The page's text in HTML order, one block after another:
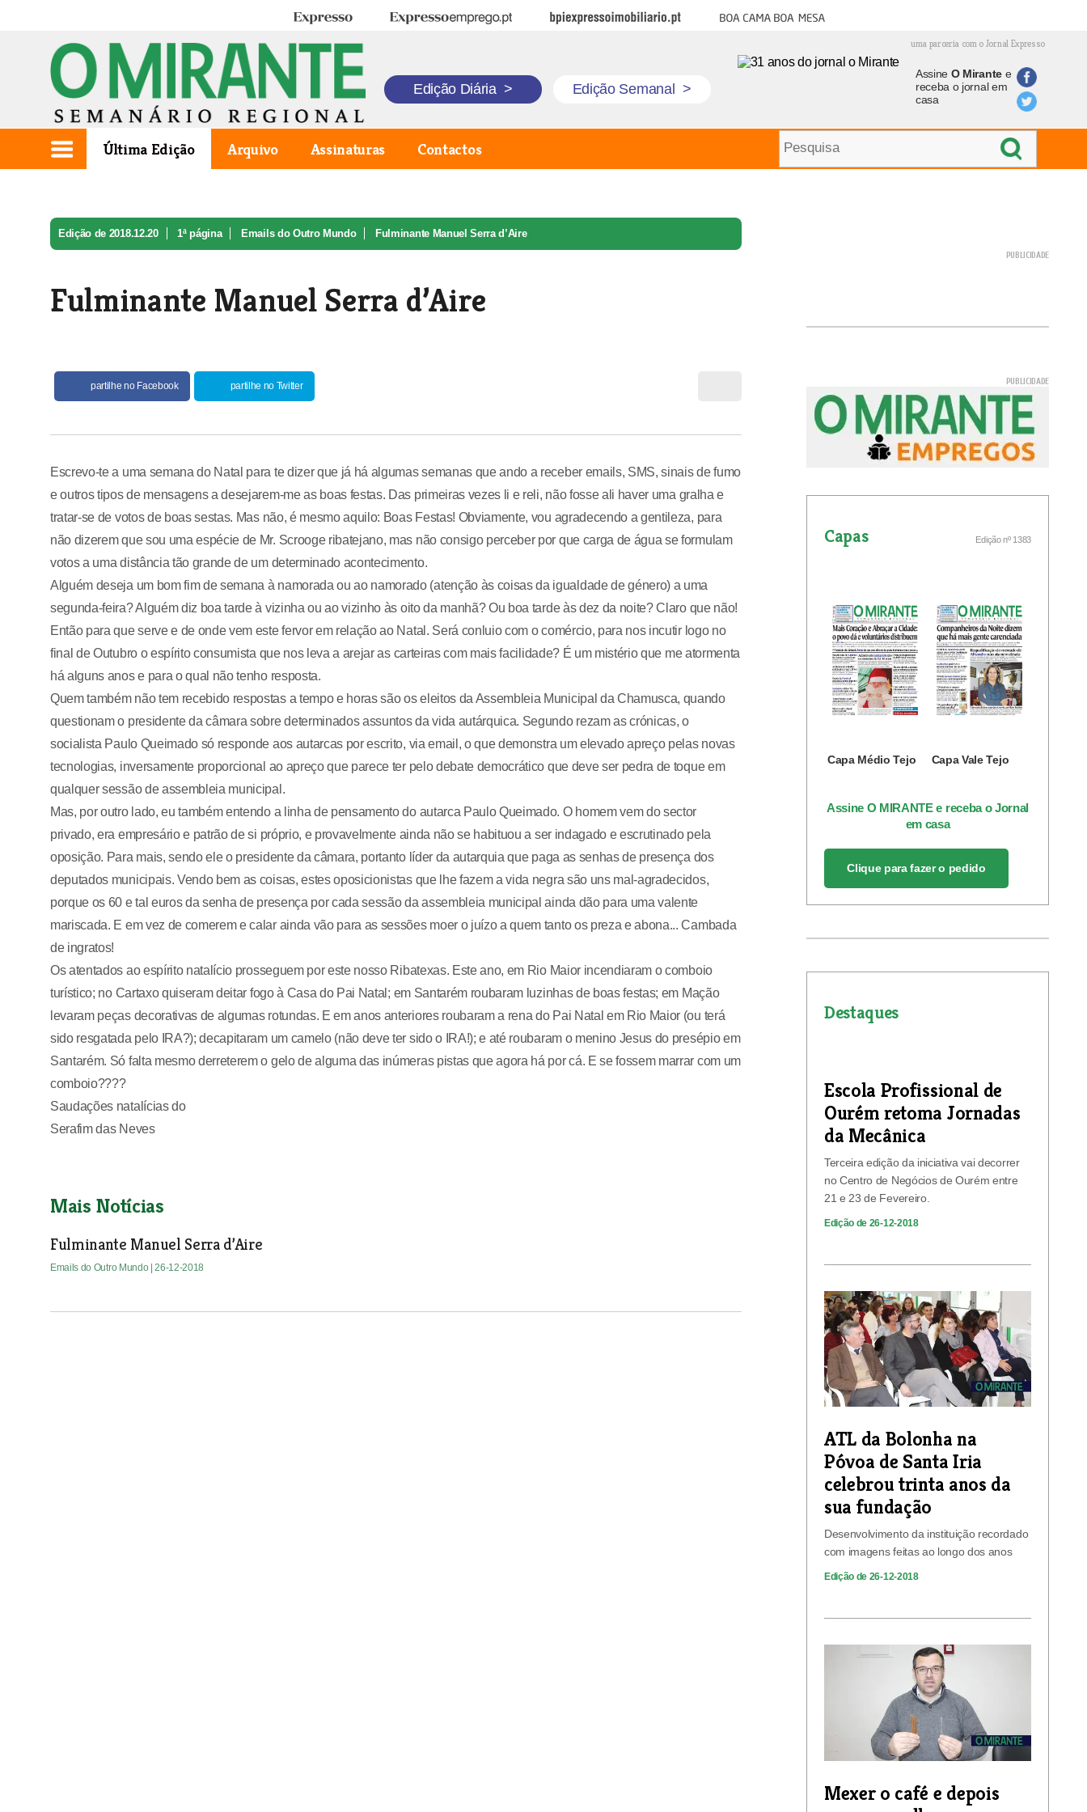
Expresso Expresso Emprego BPI Expresso Imobiliário Boa cama boa mesa
uma parceria com o Jornal Expresso
Edição Diária > Edição Semanal >
Assine O Mirantee
receba o jornal em
casa
Última Edição Arquivo Assinaturas Contactos
Edição de 2018.12.20 1ª página Emails do Outro Mundo Fulminante Manuel Serra d’Aire
Fulminante Manuel Serra d’Aire
partilhe no Facebook partilhe no Twitter
Escrevo-te a uma semana do Natal para te dizer que já há algumas semanas que ando a receber emails, SMS, sinais de fumo
e outros tipos de mensagens a desejarem-me as boas festas. Das primeiras vezes li e reli, não fosse ali haver uma gralha e
tratar-se de votos de boas sestas. Mas não, é mesmo aquilo: Boas Festas! Obviamente, vou agradecendo a gentileza, para
não dizerem que sou uma espécie de Mr. Scrooge ribatejano, mas não consigo perceber por que carga de água se formulam
votos a uma distância tão grande de um determinado acontecimento.
Alguém deseja um bom fim de semana à namorada ou ao namorado (atenção às coisas da igualdade de género) a uma
segunda-feira? Alguém diz boa tarde à vizinha ou ao vizinho às oito da manhã? Ou boa tarde às dez da noite? Claro que não!
Então para que serve e de onde vem este fervor em relação ao Natal. Será conluio com o comércio, para nos incutir logo no
final de Outubro o espírito consumista que nos leva a arejar as carteiras com mais facilidade? É um mistério que me atormenta
há alguns anos e para o qual não tenho resposta.
Quem também não tem recebido respostas a tempo e horas são os eleitos da Assembleia Municipal da Chamusca, quando
questionam o presidente da câmara sobre determinados assuntos da vida autárquica. Segundo rezam as crónicas, o
socialista Paulo Queimado só responde aos autarcas por escrito, via email, o que demonstra um elevado apreço pelas novas
tecnologias, inversamente proporcional ao apreço que parece ter pelo debate democrático que deve ser pedra de toque em
qualquer sessão de assembleia municipal.
Mas, por outro lado, eu também entendo a linha de pensamento do autarca Paulo Queimado. O homem vem do sector
privado, era empresário e patrão de si próprio, e provavelmente ainda não se habituou a ser indagado e escrutinado pela
oposição. Para mais, sendo ele o presidente da câmara, portanto líder da autarquia que paga as senhas de presença dos
deputados municipais. Vendo bem as coisas, estes oposicionistas que lhe fazem a vida negra são uns mal-agradecidos,
porque os 60 e tal euros da senha de presença por cada sessão da assembleia municipal ainda dão para uma valente
mariscada. E em vez de comerem e calar ainda vão para as sessões moer o juízo a quem tanto os preza e abona... Cambada
de ingratos!
Os atentados ao espírito natalício prosseguem por este nosso Ribatexas. Este ano, em Rio Maior incendiaram o comboio
turístico; no Cartaxo quiseram deitar fogo à Casa do Pai Natal; em Santarém roubaram luzinhas de boas festas; em Mação
levaram peças decorativas de algumas rotundas. E em anos anteriores roubaram a rena do Pai Natal em Rio Maior (ou terá
sido resgatada pelo IRA?); decapitaram um camelo (não deve ter sido o IRA!); e até roubaram o menino Jesus do presépio em
Santarém. Só falta mesmo derreterem o gelo de alguma das inúmeras pistas que agora há por cá. E se fossem marrar com um
comboio????
Saudações natalícias do
Serafim das Neves
Mais Notícias
Fulminante Manuel Serra d’Aire
Emails do Outro Mundo | 26-12-2018
Capas Edição nº 1383
Capa Médio Tejo Capa Vale Tejo
Assine O MIRANTE e receba o Jornal
em casa
Clique para fazer o pedido
Destaques
Escola Profissional de
Ourém retoma Jornadas
da Mecânica
Terceira edição da iniciativa vai decorrer
no Centro de Negócios de Ourém entre
21 e 23 de Fevereiro.
Edição de 26-12-2018
ATL da Bolonha na
Póvoa de Santa Iria
celebrou trinta anos da
sua fundação
Desenvolvimento da instituição recordado
com imagens feitas ao longo dos anos
Edição de 26-12-2018
Mexer o café e depois